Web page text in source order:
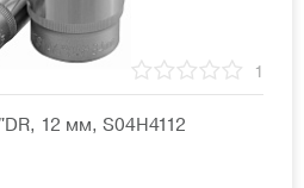
1
12 мм, S04H4112